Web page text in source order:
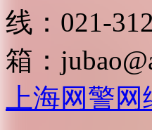
线：021-
箱：
上海网警网